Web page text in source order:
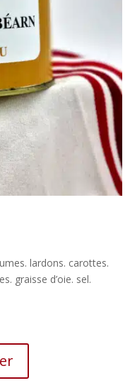
lardons. carottes.
graisse d’oie. sel.